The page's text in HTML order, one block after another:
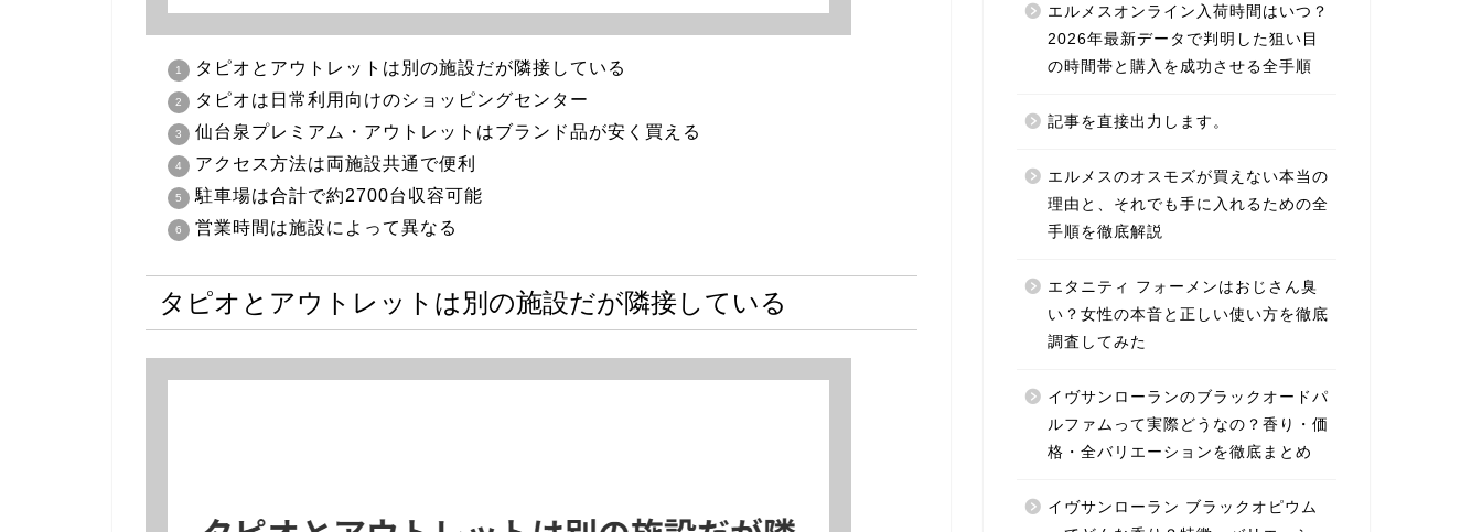
タピオとアウトレットは別の施設だが隣接している
タピオは日常利用向けのショッピングセンター
仙台泉プレミアム・アウトレットはブランド品が安く買える
アクセス方法は両施設共通で便利
駐車場は合計で約2700台収容可能
営業時間は施設によって異なる
タピオとアウトレットは別の施設だが隣接している
エルメスオンライン入荷時間はいつ？
2026年最新データで判明した狙い目
の時間帯と購入を成功させる全手順
記事を直接出力します。
エルメスのオスモズが買えない本当の
理由と、それでも手に入れるための全
手順を徹底解説
エタニティ フォーメンはおじさん臭
い？女性の本音と正しい使い方を徹底
調査してみた
イヴサンローランのブラックオードパ
ルファムって実際どうなの？香り・価
格・全バリエーションを徹底まとめ
イヴサンローラン ブラックオピウム